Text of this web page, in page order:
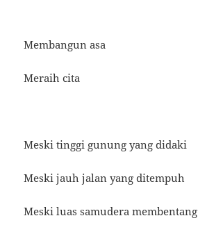
Membangun asa
Meraih cita
Meski tinggi gunung yang didaki
Meski jauh jalan yang ditempuh
Meski luas samudera membentang